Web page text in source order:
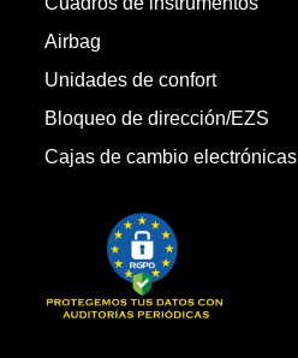
Airbag
Unidades de confort
Bloqueo de dirección/EZS
Cajas de cambio electrónicas